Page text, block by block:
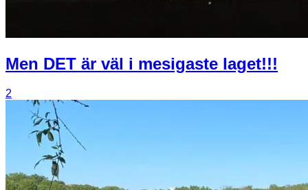
Men DET är väl i mesigaste laget!!!
2